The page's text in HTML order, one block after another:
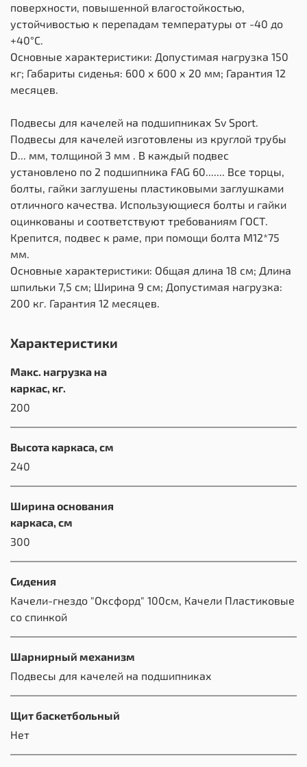
поверхности, повышенной влагостойкостью,
устойчивостью к перепадам температуры от -40 до
+40°С.
Основные характеристики: Допустимая нагрузка 150
кг; Габариты сиденья: 600 х 600 х 20 мм; Гарантия 12
месяцев.
Подвесы для качелей на подшипниках Sv Sport.
Подвесы для качелей изготовлены из круглой трубы
D... мм, толщиной 3 мм . В каждый подвес
установлено по 2 подшипника FAG 60....... Все торцы,
болты, гайки заглушены пластиковыми заглушками
отличного качества. Использующиеся болты и гайки
оцинкованы и соответствуют требованиям ГОСТ.
Крепится, подвес к раме, при помощи болта М12*75
мм.
Основные характеристики: Общая длина 18 см; Длина
шпильки 7,5 см; Ширина 9 см; Допустимая нагрузка:
200 кг. Гарантия 12 месяцев.
Характеристики
Макс. нагрузка на
каркас, кг.
200
Высота каркаса, см
240
Ширина основания
каркаса, см
300
Сидения
Качели-гнездо "Оксфорд" 100см, Качели Пластиковые
со спинкой
Шарнирный механизм
Подвесы для качелей на подшипниках
Щит баскетбольный
Нет